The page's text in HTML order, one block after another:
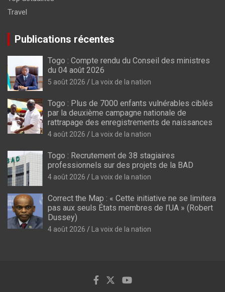
Travel
Publications récentes
Togo : Compte rendu du Conseil des ministres
du 04 août 2026
5 août 2026 La voix de la nation
Togo : Plus de 7000 enfants vulnérables ciblés
par la deuxième campagne nationale de
rattrapage des enregistrements de naissances
4 août 2026 La voix de la nation
Togo : Recrutement de 38 stagiaires
professionnels sur des projets de la BAD
4 août 2026 La voix de la nation
Correct the Map : « Cette initiative ne se limitera
pas aux seuls États membres de l’UA » (Robert
Dussey)
4 août 2026 La voix de la nation